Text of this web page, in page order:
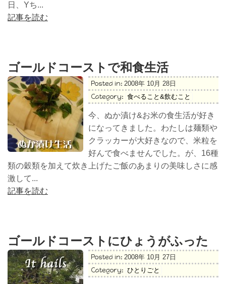
日、Yち...
記事を読む
ゴールドコーストで和食生活
Posted in: 2008年 10月 28日
Category: 食べること&飲むこと
今、ぬか漬け&お米の食生活が好き
になってきました。わたしは麺類や
クラッカーが大好きなので、米粒を
好んで食べませんでした。が、16種
類の穀類を加えて炊き上げたご飯のあまりの美味しさに感
激して...
記事を読む
ゴールドコーストにひょうがふった
Posted in: 2008年 10月 27日
Category: ひとりごと